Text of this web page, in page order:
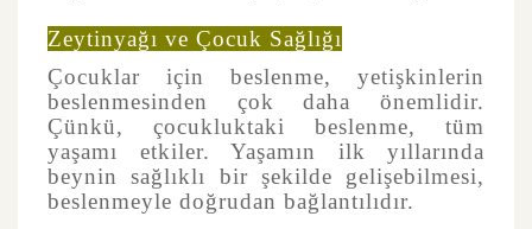
Zeytinyağı ve Çocuk Sağlığı
Çocuklar için beslenme, yetişkinlerin
beslenmesinden çok daha önemlidir.
Çünkü, çocukluktaki beslenme, tüm
yaşamı etkiler. Yaşamın ilk yıllarında
beynin sağlıklı bir şekilde gelişebilmesi,
beslenmeyle doğrudan bağlantılıdır.